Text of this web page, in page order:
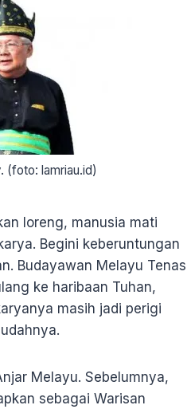
(foto: lamriau.id)
loreng, manusia mati
Begini keberuntungan
Budayawan Melayu Tenas
ke haribaan Tuhan,
masih jadi perigi
Melayu. Sebelumnya,
sebagai Warisan